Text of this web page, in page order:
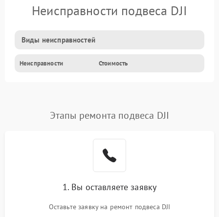
Неисправности подвеса DJI
Виды неисправностей
Неисправности Стоимость
Этапы ремонта подвеса DJI
1. Вы оставляете заявку
Оставьте заявку на ремонт подвеса DJI